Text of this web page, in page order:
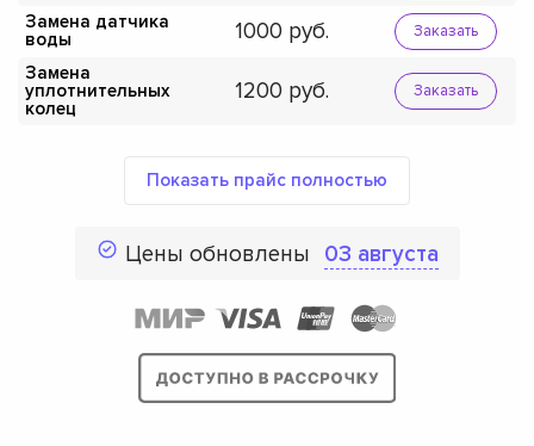
Замена датчика
воды
1000 Заказать
Замена
уплотнительных
колец
1200 Заказать
Показать прайс полностью
Цены обновлены 03 августа